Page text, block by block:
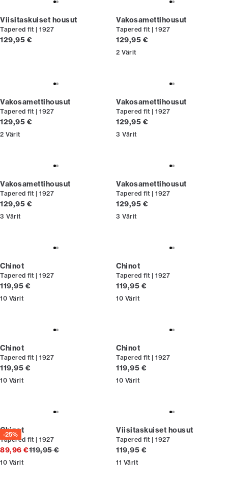
Viisitaskuiset housut
Tapered fit | 1927
Nykyinen hinta
129,95 €
Vakosamettihousut
Tapered fit | 1927
Nykyinen hinta
129,95 €
2 Värit
Vakosamettihousut
Tapered fit | 1927
Nykyinen hinta
129,95 €
2 Värit
Vakosamettihousut
Tapered fit | 1927
Nykyinen hinta
129,95 €
3 Värit
Vakosamettihousut
Tapered fit | 1927
Nykyinen hinta
129,95 €
3 Värit
Vakosamettihousut
Tapered fit | 1927
Nykyinen hinta
129,95 €
3 Värit
Chinot
Tapered fit | 1927
Nykyinen hinta
119,95 €
10 Värit
Chinot
Tapered fit | 1927
Nykyinen hinta
119,95 €
10 Värit
Chinot
Tapered fit | 1927
Nykyinen hinta
119,95 €
10 Värit
Chinot
Tapered fit | 1927
Nykyinen hinta
119,95 €
10 Värit
-25%
Chinot
Tapered fit | 1927
89,96 €Alkuperäinen hinta
119,95 €
10 Värit
Viisitaskuiset housut
Tapered fit | 1927
Nykyinen hinta
119,95 €
11 Värit